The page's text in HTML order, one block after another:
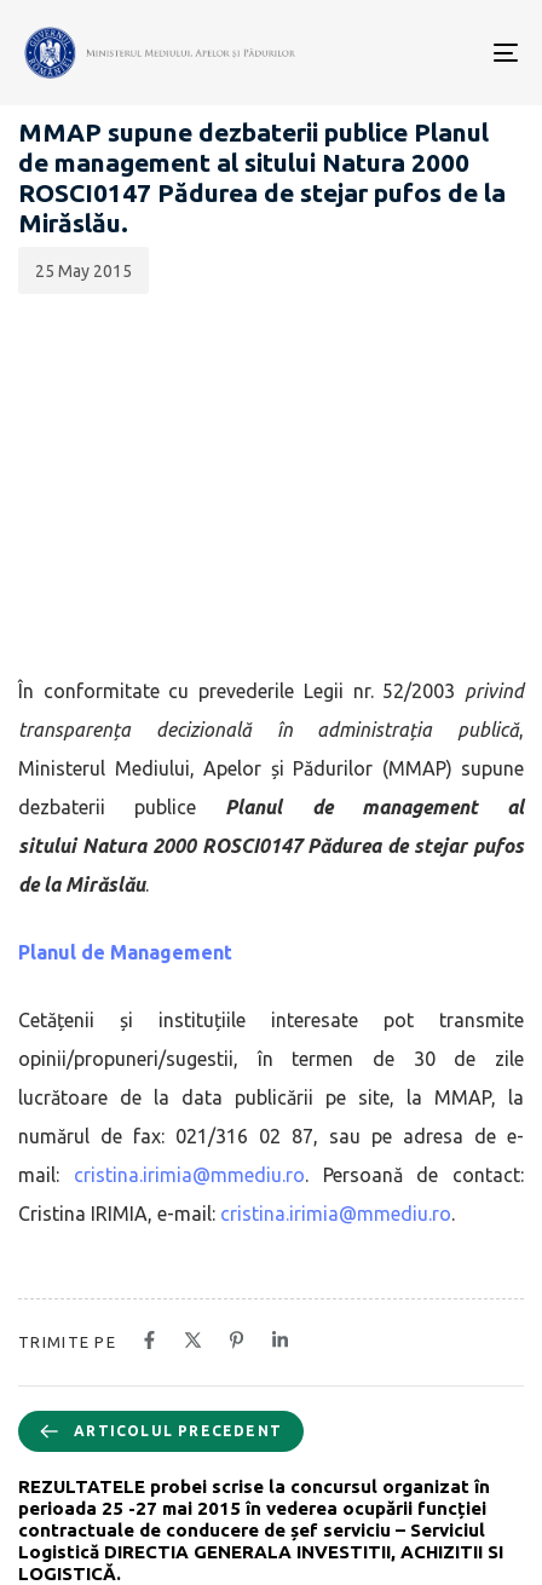
PROIECTE ACTE NORMATIVE
MMAP supune dezbaterii publice Planul
de management al sitului Natura 2000
ROSCI0147 Pădurea de stejar pufos de la
Mirăslău.
publicării:
25 May 2015
În conformitate cu prevederile Legii nr. 52/2003 privind
transparența decizională în administrația publică,
Ministerul Mediului, Apelor și Pădurilor (MMAP) supune
dezbaterii publice Planul de management al
sitului Natura 2000 ROSCI0147 Pădurea de stejar pufos
de la Mirăslău.
Planul de Management
Cetățenii și instituțiile interesate pot transmite
opinii/propuneri/sugestii, în termen de 30 de zile
lucrătoare de la data publicării pe site, la MMAP, la
numărul de fax: 021/316 02 87, sau pe adresa de e-
mail: cristina.irimia@mmediu.ro. Persoană de contact:
Cristina IRIMIA, e-mail: cristina.irimia@mmediu.ro.
TRIMITE PE
ARTICOLUL PRECEDENT
REZULTATELE probei scrise la concursul organizat în
perioada 25 -27 mai 2015 în vederea ocupării funcției
contractuale de conducere de șef serviciu – Serviciul
Logistică DIRECTIA GENERALA INVESTITII, ACHIZITII SI
LOGISTICĂ.